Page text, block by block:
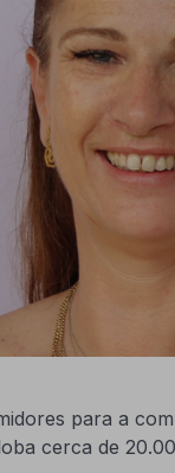
para a
cerca de